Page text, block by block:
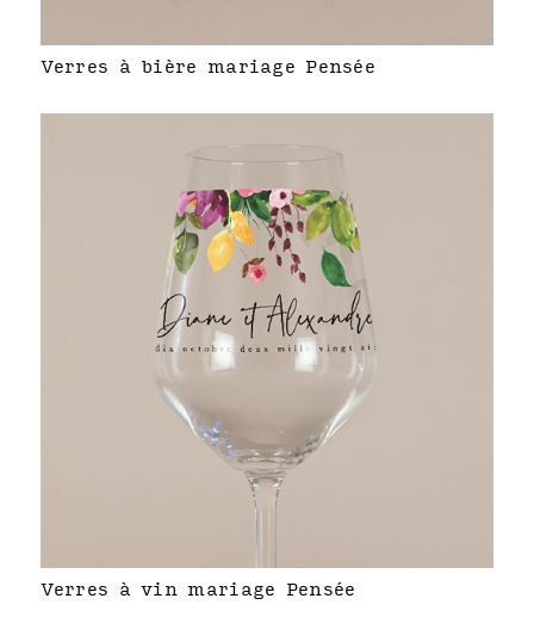
Verres à bière mariage Pensée
Verres à vin mariage Pensée